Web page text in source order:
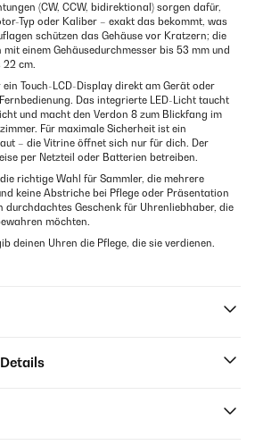
(CW, CCW, bidirektional) sorgen dafür,
Typ oder Kaliber – exakt das bekommt, was
schützen das Gehäuse vor Kratzern; die
einem Gehäusedurchmesser bis 53 mm und
22 cm.
Touch-LCD-Display direkt am Gerät oder
Das integrierte LED-Licht taucht
und macht den Verdon 8 zum Blickfang im
Für maximale Sicherheit ist ein
– die Vitrine öffnet sich nur für dich. Der
per Netzteil oder Batterien betreiben.
richtige Wahl für Sammler, die mehrere
keine Abstriche bei Pflege oder Präsentation
durchdachtes Geschenk für Uhrenliebhaber, die
möchten.
deinen Uhren die Pflege, die sie verdienen.